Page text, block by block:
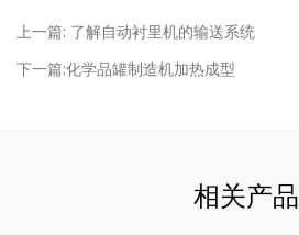
上一篇: 了解自动衬里机的输送系统
下一篇:化学品罐制造机加热成型
相关产品